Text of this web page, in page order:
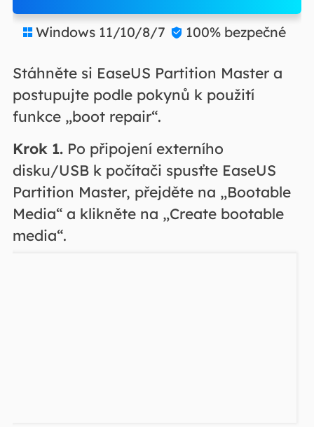
 Windows 11/10/8/7  100% bezpečné
Stáhněte si EaseUS Partition Master a
postupujte podle pokynů k použití
funkce „boot repair“.
Krok 1.Po připojení externího
disku/USB k počítači spusťte EaseUS
Partition Master, přejděte na „Bootable
Media“ a klikněte na „Create bootable
media“.